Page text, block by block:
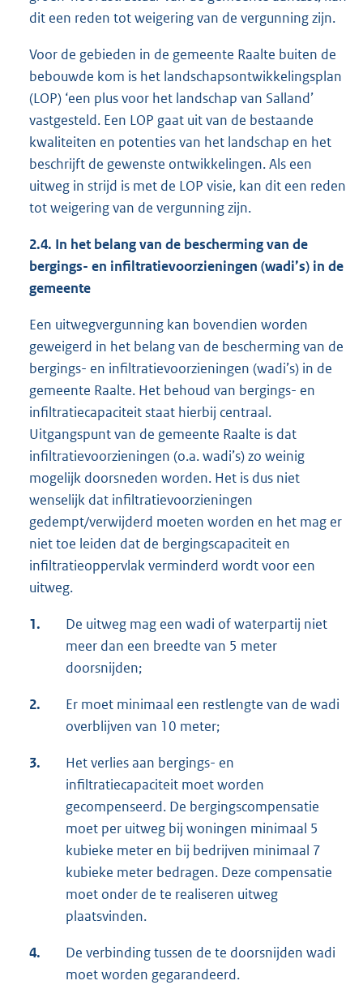
dit een reden tot weigering van de vergunning zijn.
Voor de gebieden in de gemeente Raalte buiten de
bebouwde kom is het landschapsontwikkelingsplan
(LOP) ‘een plus voor het landschap van Salland’
vastgesteld. Een LOP gaat uit van de bestaande
kwaliteiten en potenties van het landschap en het
beschrijft de gewenste ontwikkelingen. Als een
uitweg in strijd is met de LOP visie, kan dit een reden
tot weigering van de vergunning zijn.
2.4. In het belang van de bescherming van de
bergings- en infiltratievoorzieningen (wadi’s) in de
gemeente
Een uitwegvergunning kan bovendien worden
geweigerd in het belang van de bescherming van de
bergings- en infiltratievoorzieningen (wadi’s) in de
gemeente Raalte. Het behoud van bergings- en
infiltratiecapaciteit staat hierbij centraal.
Uitgangspunt van de gemeente Raalte is dat
infiltratievoorzieningen (o.a. wadi’s) zo weinig
mogelijk doorsneden worden. Het is dus niet
wenselijk dat infiltratievoorzieningen
gedempt/verwijderd moeten worden en het mag er
niet toe leiden dat de bergingscapaciteit en
infiltratieoppervlak verminderd wordt voor een
uitweg.
1.
De uitweg mag een wadi of waterpartij niet
meer dan een breedte van 5 meter
doorsnijden;
2.
Er moet minimaal een restlengte van de wadi
overblijven van 10 meter;
3.
Het verlies aan bergings- en
infiltratiecapaciteit moet worden
gecompenseerd. De bergingscompensatie
moet per uitweg bij woningen minimaal 5
kubieke meter en bij bedrijven minimaal 7
kubieke meter bedragen. Deze compensatie
moet onder de te realiseren uitweg
plaatsvinden.
4.
De verbinding tussen de te doorsnijden wadi
moet worden gegarandeerd.